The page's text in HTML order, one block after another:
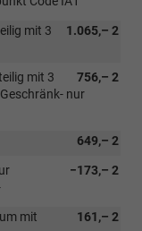
1.065,– 2
mit 3
756,– 2
mit 3
nur
649,– 2
−173,– 2
161,– 2
mit